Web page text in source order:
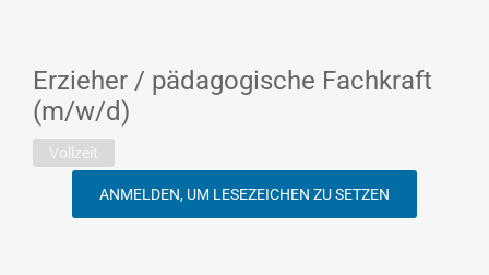
Erzieher / pädagogische Fachkraft
(m/w/d)
Vollzeit
ANMELDEN, UM LESEZEICHEN ZU SETZEN